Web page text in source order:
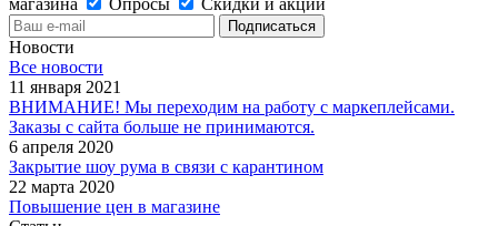
магазина Опросы Скидки и акции
Новости
Все новости
11 января 2021
ВНИМАНИЕ! Мы переходим на работу с маркеплейсами.
Заказы с сайта больше не принимаются.
6 апреля 2020
Закрытие шоу рума в связи с карантином
22 марта 2020
Повышение цен в магазине